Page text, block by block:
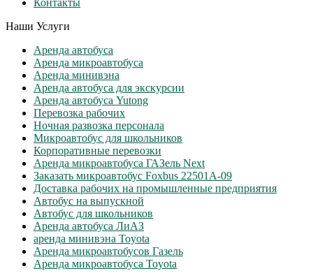
Контакты
Наши Услуги
Аренда автобуса
Аренда микроавтобуса
Аренда минивэна
Аренда автобуса для экскурсии
Аренда автобуса Yutong
Перевозка рабочих
Ночная развозка персонала
Микроавтобус для школьников
Корпоративные перевозки
Аренда микроавтобуса ГАЗель Next
Заказать микроавтобус Foxbus 22501А-09
Доставка рабочих на промышленные предприятия
Автобус на выпускной
Автобус для школьников
Аренда автобуса ЛиАЗ
аренда минивэна Toyota
Аренда микроавтобусов Газель
Аренда микроавтобуса Toyota